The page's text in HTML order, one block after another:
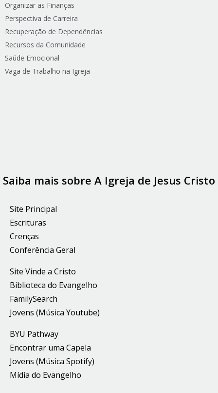
Organizar as Finanças
Perspectiva de Carreira
Recuperação de Dependências
Recursos da Comunidade
Saúde Emocional
Vaga de Trabalho na Igreja
Saiba mais sobre A Igreja de Jesus Cristo
Site Principal
Escrituras
Crenças
Conferência Geral
Site Vinde a Cristo
Biblioteca do Evangelho
FamilySearch
Jovens (Música Youtube)
BYU Pathway
Encontrar uma Capela
Jovens (Música Spotify)
Mídia do Evangelho